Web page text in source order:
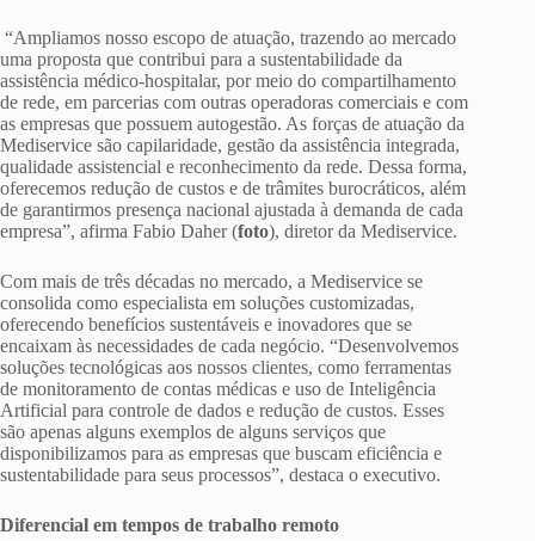
“Ampliamos nosso escopo de atuação, trazendo ao mercado
uma proposta que contribui para a sustentabilidade da
assistência médico-hospitalar, por meio do compartilhamento
de rede, em parcerias com outras operadoras comerciais e com
as empresas que possuem autogestão. As forças de atuação da
Mediservice são capilaridade, gestão da assistência integrada,
qualidade assistencial e reconhecimento da rede. Dessa forma,
oferecemos redução de custos e de trâmites burocráticos, além
de garantirmos presença nacional ajustada à demanda de cada
empresa”, afirma Fabio Daher (foto), diretor da Mediservice.
Com mais de três décadas no mercado, a Mediservice se
consolida como especialista em soluções customizadas,
oferecendo benefícios sustentáveis e inovadores que se
encaixam às necessidades de cada negócio. “Desenvolvemos
soluções tecnológicas aos nossos clientes, como ferramentas
de monitoramento de contas médicas e uso de Inteligência
Artificial para controle de dados e redução de custos. Esses
são apenas alguns exemplos de alguns serviços que
disponibilizamos para as empresas que buscam eficiência e
sustentabilidade para seus processos”, destaca o executivo.
Diferencial em tempos de trabalho remoto